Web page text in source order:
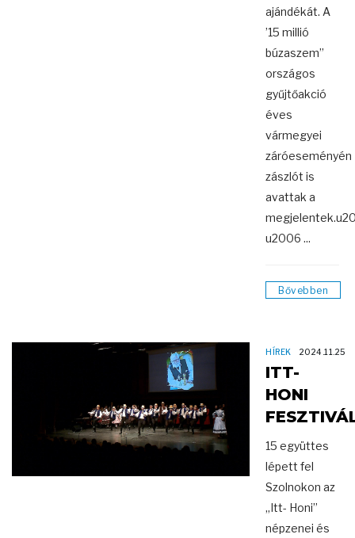
ajándékát. A
’15 millió
búzaszem”
országos
gyűjtőakció
éves
vármegyei
záróeseményén
zászlót is
avattak a
u2006 ...
Bővebben
HÍREK 2024.11.25
ITT-
HONI
15 együttes
lépett fel
Szolnokon az
„Itt- Honi”
népzenei és